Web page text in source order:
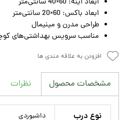
ابعاد باکس: 60×20 سانتی‌متر
طراحی مدرن و مینیمال
مناسب سرویس بهداشتی‌های
افزودن به علاقه مندی ها
مشخصات محصول نظرات
نوع درب داشبوردی